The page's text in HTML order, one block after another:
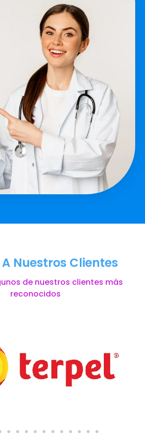
Nuestros Clientes
de nuestros clientes más
reconocidos